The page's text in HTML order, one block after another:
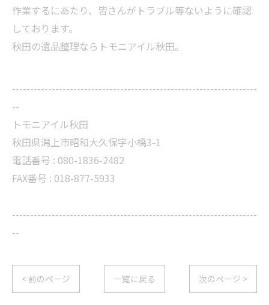
作業するにあたり、皆さんがトラブル等ないように確認
しております。
秋田の遺品整理ならトモニアイル秋田。
--------------------------------------------------------------------
--
トモニアイル秋田
秋田県潟上市昭和大久保字小橋3-1
電話番号 : 080-1836-2482
FAX番号 : 018-877-5933
--------------------------------------------------------------------
--
< 前のページ 一覧に戻る 次のページ >